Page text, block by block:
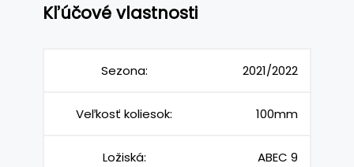
Kľúčové vlastnosti
Sezona: 2021/2022
Veľkosť koliesok: 100mm
Ložiská: ABEC 9